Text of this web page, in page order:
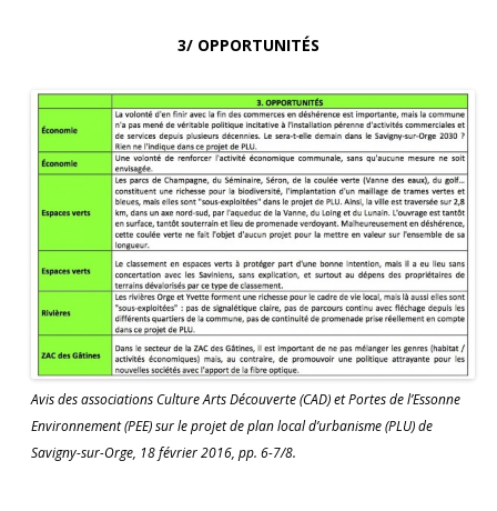
3/ OPPORTUNITÉS
Avis des associations Culture Arts Découverte (CAD) et Portes de l’Essonne
Environnement (PEE) sur le projet de plan local d’urbanisme (PLU) de
Savigny-sur-Orge, 18 février 2016, pp. 6-7/8.